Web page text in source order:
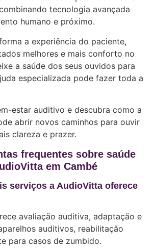
tecnologia avançada
humano e próximo.
a experiência do paciente,
melhores e mais conforto no
a saúde dos seus ouvidos para
especializada pode fazer toda a
estar auditivo e descubra como a
abrir novos caminhos para ouvir
clareza e prazer.
frequentes sobre saúde
em Cambé
serviços a AudioVitta oferece
avaliação auditiva, adaptação e
auditivos, reabilitação
para casos de zumbido.